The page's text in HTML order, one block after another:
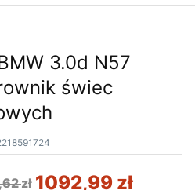
3.0d N57
świec
zł 1092,99 zł